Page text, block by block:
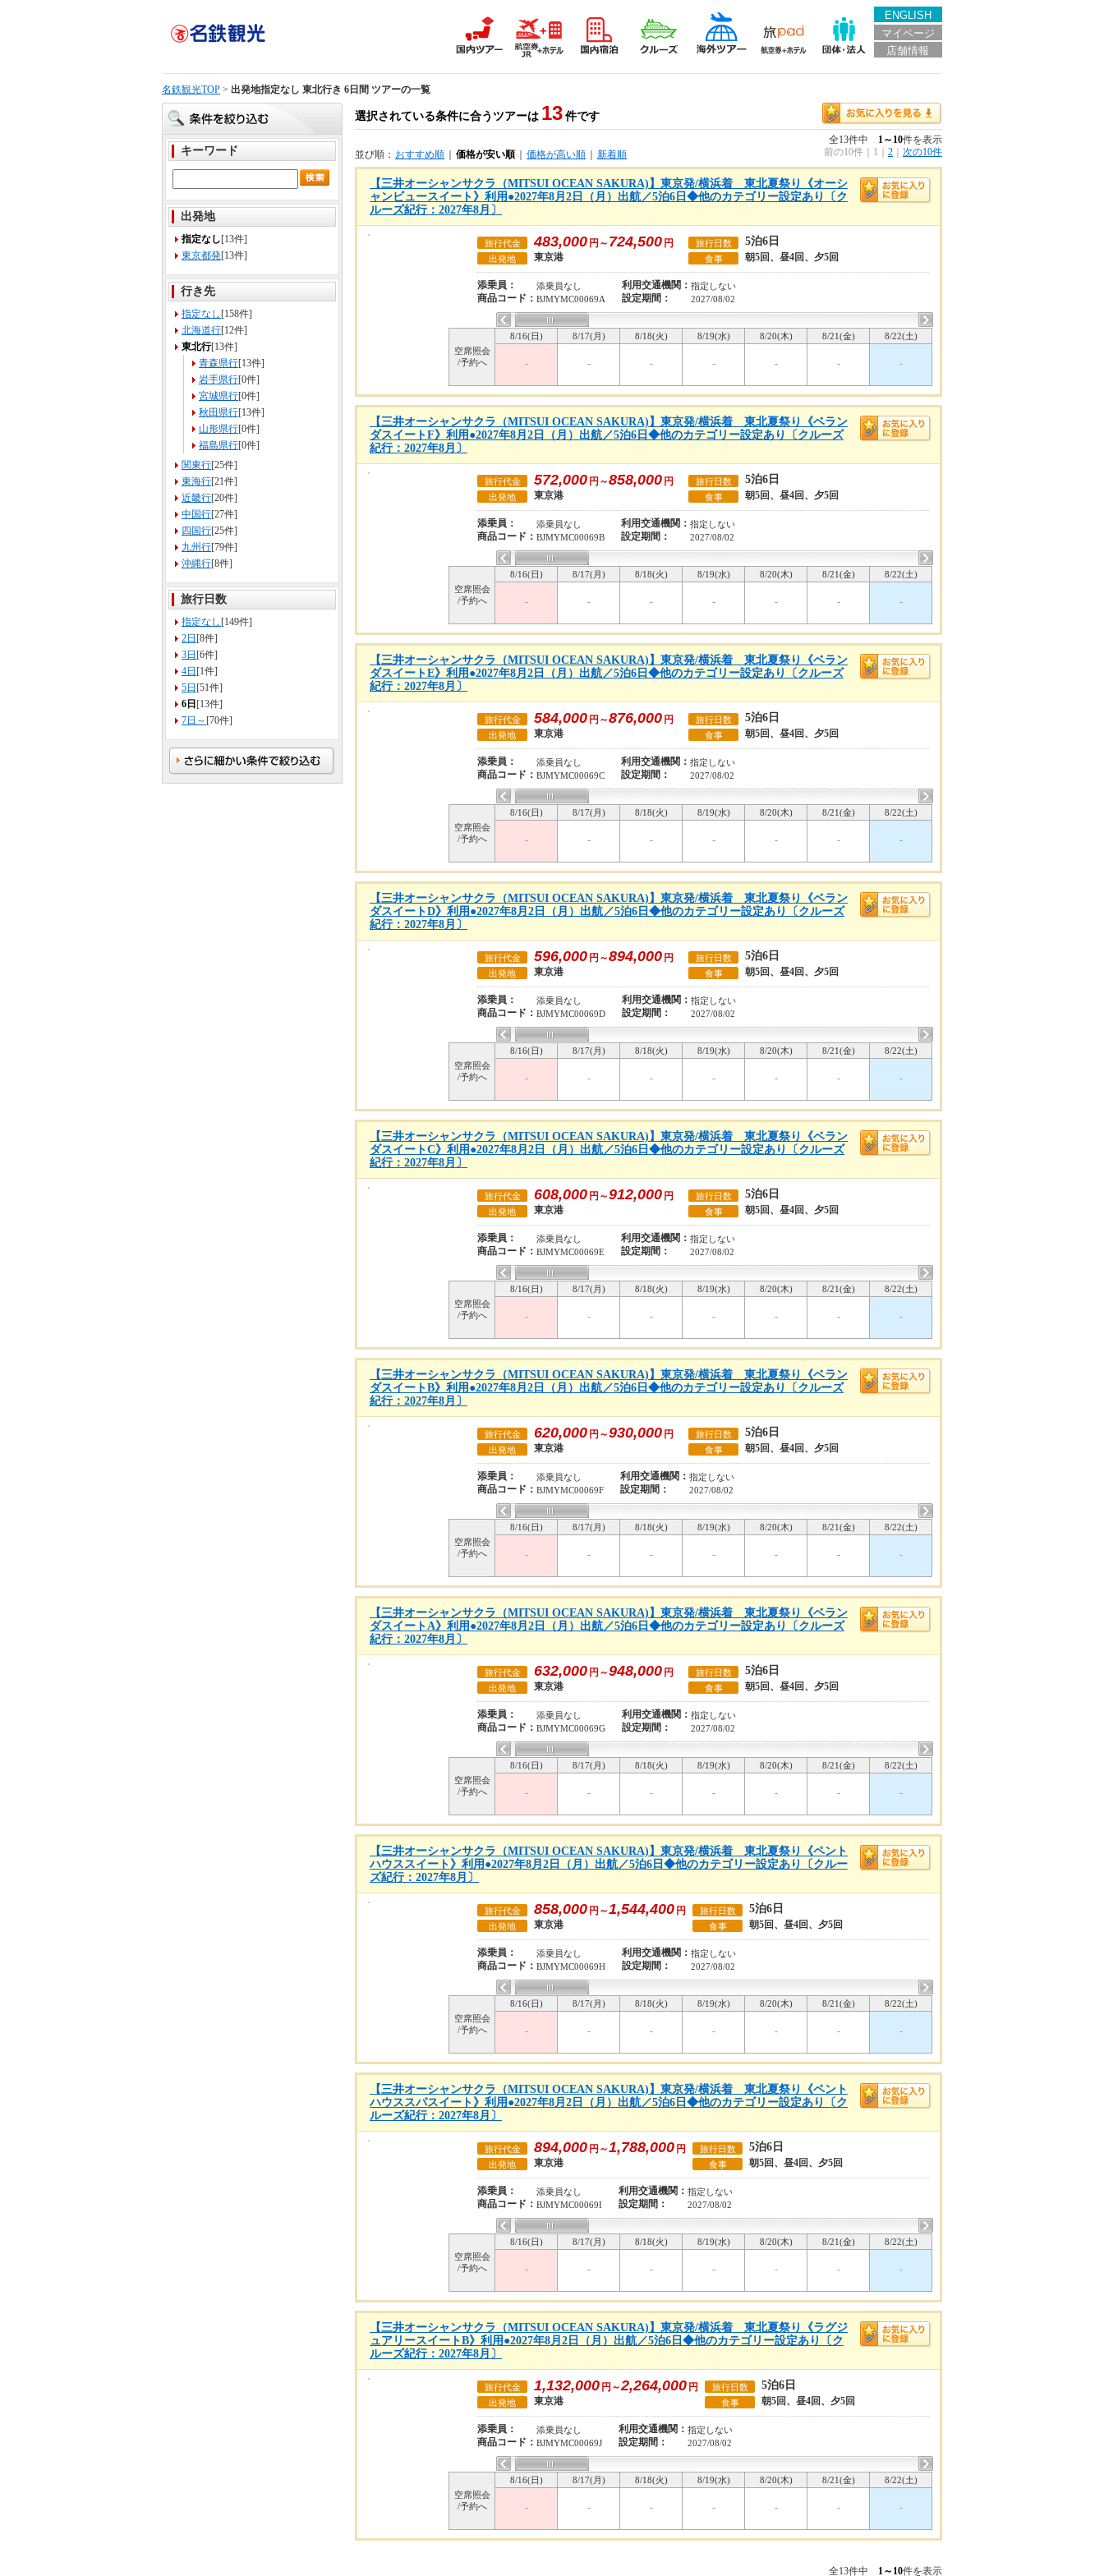
ENGLISH
マイページ
店舗情報
名鉄観光TOP > 出発地指定なし 東北行き 6日間 ツアーの一覧
キーワード
出発地
指定なし[13件]
東京都発[13件]
行き先
指定なし [158件]
北海道行[12件]
東北行[13件]
青森県行[13件]
岩手県行[0件]
宮城県行[0件]
秋田県行[13件]
山形県行[0件]
福島県行[0件]
関東行[25件]
東海行[21件]
近畿行[20件]
中国行[27件]
四国行[25件]
九州行[79件]
沖縄行[8件]
旅行日数
指定なし [149件]
2日 [8件]
3日 [6件]
4日 [1件]
5日 [51件]
6日 [13件]
7日～ [70件]
選択されている条件に合うツアーは 13 件です
並び順： おすすめ順 価格が安い順 価格が高い順 新着順
全13件中 1～10件を表示
前の10件
1 2 次の10件
【三井オーシャンサクラ（MITSUI OCEAN SAKURA)】東京発/横浜着 東北夏祭り《オーシ
ャンビュースイート》利用●2027年8月2日（月）出航／5泊6日◆他のカテゴリー設定あり〔ク
ルーズ紀行：2027年8月〕
旅行代金 483,000 円～ 724,500 円 旅行日数 5泊6日
出発地 東京港 食事 朝5回、昼4回、夕5回
添乗員： 添乗員なし 利用交通機関： 指定しない
商品コード： BJMYMC00069A 設定期間： 2027/08/02
空席照会
/予約へ
8/16(日) 8/17(月) 8/18(火) 8/19(水) 8/20(木) 8/21(金) 8/22(土)
- - - - - - -
【三井オーシャンサクラ（MITSUI OCEAN SAKURA)】東京発/横浜着 東北夏祭り《ベラン
ダスイートF》利用●2027年8月2日（月）出航／5泊6日◆他のカテゴリー設定あり〔クルーズ
紀行：2027年8月〕
旅行代金 572,000 円～858,000 円 旅行日数 5泊6日
出発地 東京港 食事 朝5回、昼4回、夕5回
添乗員： 添乗員なし 利用交通機関： 指定しない
商品コード： BJMYMC00069B 設定期間： 2027/08/02
空席照会
/予約へ
8/16(日) 8/17(月) 8/18(火) 8/19(水) 8/20(木) 8/21(金) 8/22(土)
- - - - - - -
【三井オーシャンサクラ（MITSUI OCEAN SAKURA)】東京発/横浜着 東北夏祭り《ベラン
ダスイートE》利用●2027年8月2日（月）出航／5泊6日◆他のカテゴリー設定あり〔クルーズ
紀行：2027年8月〕
旅行代金 584,000 円～876,000 円 旅行日数 5泊6日
出発地 東京港 食事 朝5回、昼4回、夕5回
添乗員： 添乗員なし 利用交通機関： 指定しない
商品コード： BJMYMC00069C 設定期間： 2027/08/02
空席照会
/予約へ
8/16(日) 8/17(月) 8/18(火) 8/19(水) 8/20(木) 8/21(金) 8/22(土)
- - - - - - -
【三井オーシャンサクラ（MITSUI OCEAN SAKURA)】東京発/横浜着 東北夏祭り《ベラン
ダスイートD》利用●2027年8月2日（月）出航／5泊6日◆他のカテゴリー設定あり〔クルーズ
紀行：2027年8月〕
旅行代金 596,000 円～894,000 円 旅行日数 5泊6日
出発地 東京港 食事 朝5回、昼4回、夕5回
添乗員： 添乗員なし 利用交通機関： 指定しない
商品コード： BJMYMC00069D 設定期間： 2027/08/02
空席照会
/予約へ
8/16(日) 8/17(月) 8/18(火) 8/19(水) 8/20(木) 8/21(金) 8/22(土)
- - - - - - -
【三井オーシャンサクラ（MITSUI OCEAN SAKURA)】東京発/横浜着 東北夏祭り《ベラン
ダスイートC》利用●2027年8月2日（月）出航／5泊6日◆他のカテゴリー設定あり〔クルーズ
紀行：2027年8月〕
旅行代金 608,000 円～912,000 円 旅行日数 5泊6日
出発地 東京港 食事 朝5回、昼4回、夕5回
添乗員： 添乗員なし 利用交通機関： 指定しない
商品コード： BJMYMC00069E 設定期間： 2027/08/02
空席照会
/予約へ
8/16(日) 8/17(月) 8/18(火) 8/19(水) 8/20(木) 8/21(金) 8/22(土)
- - - - - - -
【三井オーシャンサクラ（MITSUI OCEAN SAKURA)】東京発/横浜着 東北夏祭り《ベラン
ダスイートB》利用●2027年8月2日（月）出航／5泊6日◆他のカテゴリー設定あり〔クルーズ
紀行：2027年8月〕
旅行代金 620,000 円～930,000 円 旅行日数 5泊6日
出発地 東京港 食事 朝5回、昼4回、夕5回
添乗員： 添乗員なし 利用交通機関： 指定しない
商品コード： BJMYMC00069F 設定期間： 2027/08/02
空席照会
/予約へ
8/16(日) 8/17(月) 8/18(火) 8/19(水) 8/20(木) 8/21(金) 8/22(土)
- - - - - - -
【三井オーシャンサクラ（MITSUI OCEAN SAKURA)】東京発/横浜着 東北夏祭り《ベラン
ダスイートA》利用●2027年8月2日（月）出航／5泊6日◆他のカテゴリー設定あり〔クルーズ
紀行：2027年8月〕
旅行代金 632,000 円～948,000 円 旅行日数 5泊6日
出発地 東京港 食事 朝5回、昼4回、夕5回
添乗員： 添乗員なし 利用交通機関： 指定しない
商品コード： BJMYMC00069G 設定期間： 2027/08/02
空席照会
/予約へ
8/16(日) 8/17(月) 8/18(火) 8/19(水) 8/20(木) 8/21(金) 8/22(土)
- - - - - - -
【三井オーシャンサクラ（MITSUI OCEAN SAKURA)】東京発/横浜着 東北夏祭り《ペント
ハウススイート》利用●2027年8月2日（月）出航／5泊6日◆他のカテゴリー設定あり〔クルー
ズ紀行：2027年8月〕
旅行代金 858,000 円～1,544,400 円 旅行日数 5泊6日
出発地 東京港 食事 朝5回、昼4回、夕5回
添乗員： 添乗員なし 利用交通機関： 指定しない
商品コード： BJMYMC00069H 設定期間： 2027/08/02
空席照会
/予約へ
8/16(日) 8/17(月) 8/18(火) 8/19(水) 8/20(木) 8/21(金) 8/22(土)
- - - - - - -
【三井オーシャンサクラ（MITSUI OCEAN SAKURA)】東京発/横浜着 東北夏祭り《ペント
ハウススパスイート》利用●2027年8月2日（月）出航／5泊6日◆他のカテゴリー設定あり〔ク
ルーズ紀行：2027年8月〕
旅行代金 894,000 円～1,788,000 円 旅行日数 5泊6日
出発地 東京港 食事 朝5回、昼4回、夕5回
添乗員： 添乗員なし 利用交通機関： 指定しない
商品コード： BJMYMC00069I 設定期間： 2027/08/02
空席照会
/予約へ
8/16(日) 8/17(月) 8/18(火) 8/19(水) 8/20(木) 8/21(金) 8/22(土)
- - - - - - -
【三井オーシャンサクラ（MITSUI OCEAN SAKURA)】東京発/横浜着 東北夏祭り《ラグジ
ュアリースイートB》利用●2027年8月2日（月）出航／5泊6日◆他のカテゴリー設定あり〔ク
ルーズ紀行：2027年8月〕
旅行代金 1,132,000 円～2,264,000 円 旅行日数 5泊6日
出発地 東京港 食事 朝5回、昼4回、夕5回
添乗員： 添乗員なし 利用交通機関： 指定しない
商品コード： BJMYMC00069J 設定期間： 2027/08/02
空席照会
/予約へ
8/16(日) 8/17(月) 8/18(火) 8/19(水) 8/20(木) 8/21(金) 8/22(土)
- - - - - - -
全13件中 1～10件を表示